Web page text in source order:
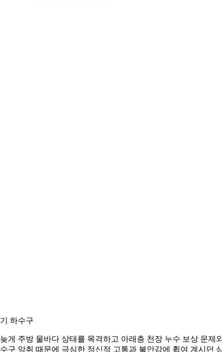
하수구
게 주방 물바다 상태를 목격하고 아래층 천장 누수 보상 문제
구 악취 때문에 극심한 정신적 고통과 불안감에 휩여 계시던